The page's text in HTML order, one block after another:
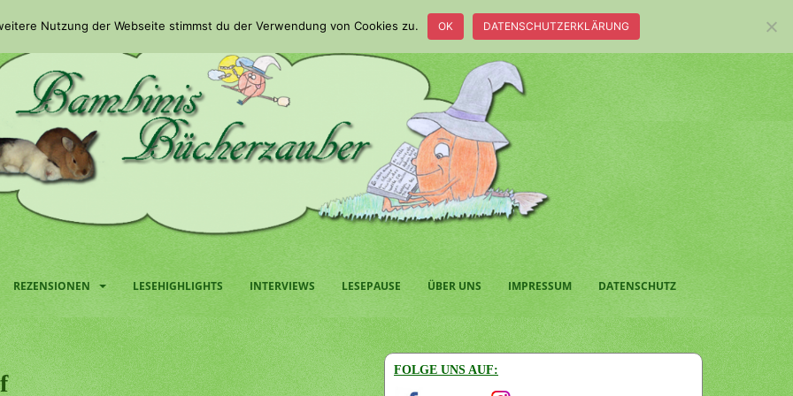
REZENSIONEN LESEHIGHLIGHTS INTERVIEWS LESEPAUSE ÜBER UNS IMPRESSUM DATENSCHUTZ
FOLGE UNS AUF:
Nutzung der Webseite stimmst du der Verwendung von Cookies zu. OK DATENSCHUTZERKLÄRUNG